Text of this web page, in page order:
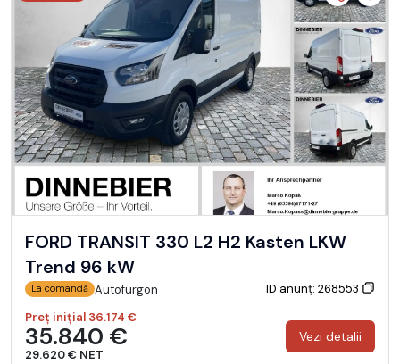
FORD TRANSIT 330 L2 H2 Kasten LKW
Trend 96 kW
La comandă Autofurgon
ID anunț: 268553
Preț inițial36.174 €
35.840 €
29.620 € NET
Vezi detalii